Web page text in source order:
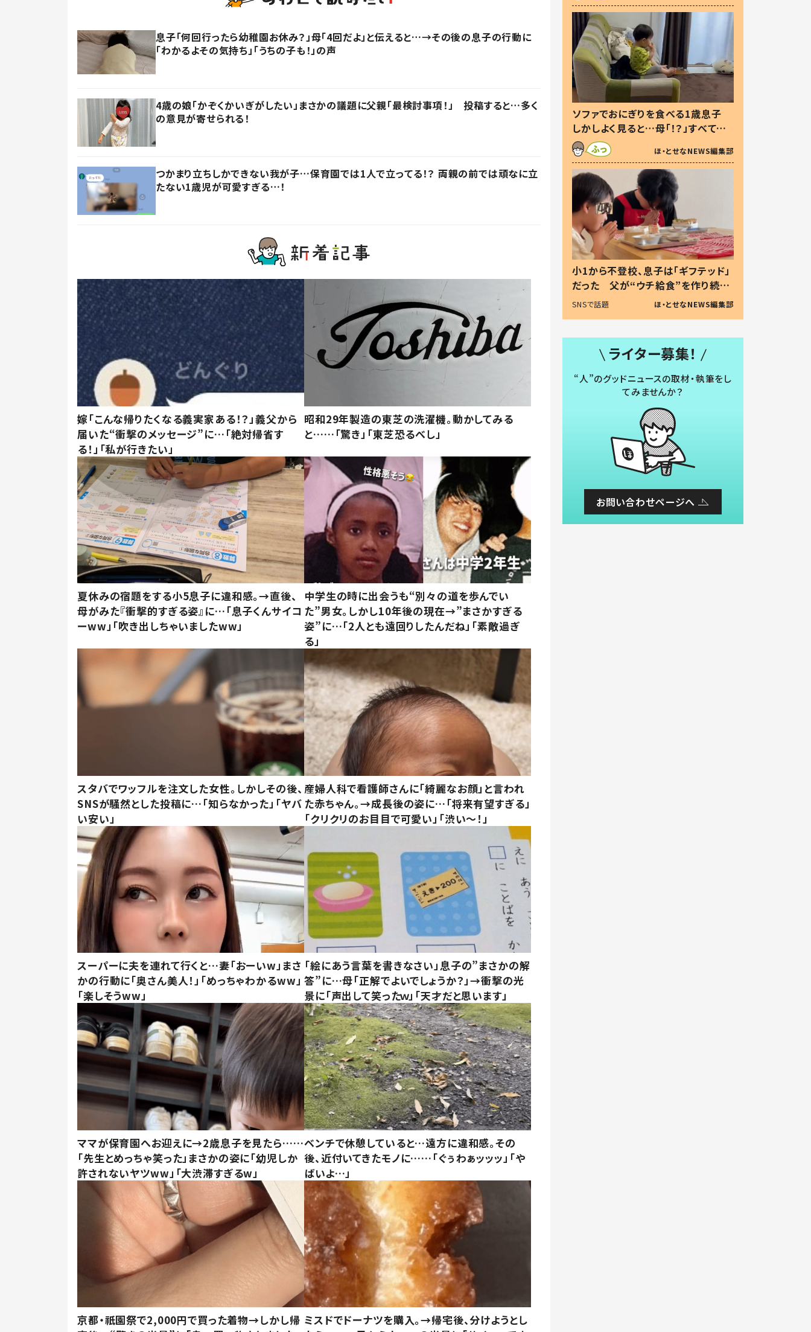
息子「何回行ったら幼稚園お休み？」母「4回だよ」と伝えると…→その後の息子の行動に
「わかるよその気持ち」「うちの子も！」の声
4歳の娘「かぞくかいぎがしたい」まさかの議題に父親「最検討事項！」 投稿すると…多く
の意見が寄せられる！
つかまり立ちしかできない我が子…保育園では1人で立ってる！？ 両親の前では頑なに立
たない1歳児が可愛すぎる…！
嫁「こんな帰りたくなる義実家ある！？」義父から
届いた“衝撃のメッセージ”に…「絶対帰省す
る！」「私が行きたい」
昭和29年製造の東芝の洗濯機。動かしてみる
と……「驚き」「東芝恐るべし」
夏休みの宿題をする小5息子に違和感。→直後、
母がみた『衝撃的すぎる姿』に…「息子くんサイコ
ーww」「吹き出しちゃいましたww」
中学生の時に出会うも“別々の道を歩んでい
た”男女。しかし10年後の現在→”まさかすぎる
姿”に…「2人とも遠回りしたんだね」「素敵過ぎ
る」
スタバでワッフルを注文した女性。しかしその後、
SNSが騒然とした投稿に…「知らなかった」「ヤバ
い安い」
産婦人科で看護師さんに「綺麗なお顔」と言われ
た赤ちゃん。→成長後の姿に…「将来有望すぎる」
「クリクリのお目目で可愛い」「渋い～！」
スーパーに夫を連れて行くと…妻「おーいw」まさ
かの行動に「奥さん美人！」「めっちゃわかるww」
「楽しそうww」
「絵にあう言葉を書きなさい」息子の”まさかの解
答”に…母「正解でよいでしょうか？」→衝撃の光
景に「声出して笑ったｗ」「天才だと思います」
ママが保育園へお迎えに→2歳息子を見たら……
「先生とめっちゃ笑った」まさかの姿に「幼児しか
許されないヤツww」「大渋滞すぎるw」
ベンチで休憩していると…遠方に違和感。その
後、近付いてきたモノに……「ぐぅわぁッッッ」「や
ばいよ…」
京都・祇園祭で2,000円で買った着物→しかし帰 ミスドでドーナツを購入。→帰宅後、分けようとし
ソファでおにぎりを食べる1歳息子
しかしよく見ると…母「！？」すべてを
察した母の投稿に「可愛いから許
す！」「現行犯〜」
ほ・とせなNEWS編集部
小1から不登校、息子は「ギフテッド」
だった 父が“ウチ給食”を作り続け
る理由とは #令和の親 #令和の子
SNSで話題 ほ・とせなNEWS編集部
ライター募集！
“人”のグッドニュースの取材・執筆をし
てみませんか？
お問い合わせページへ